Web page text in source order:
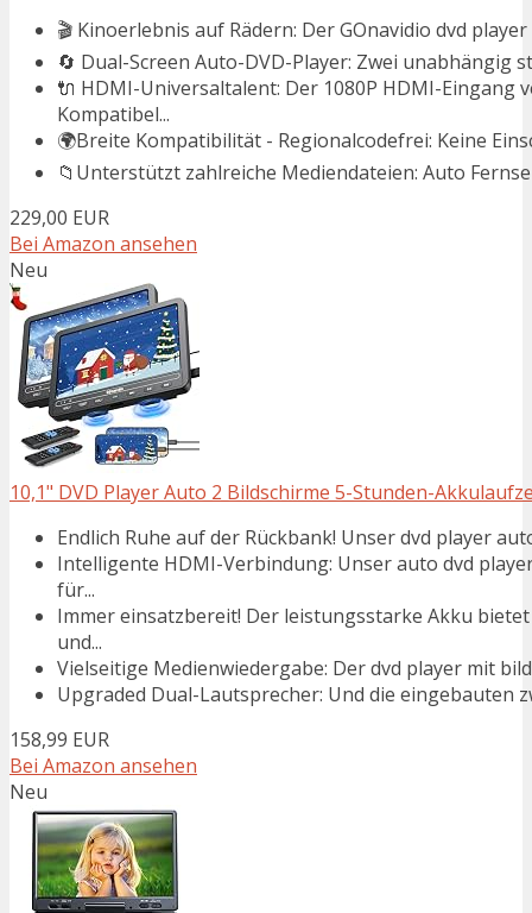
🎬 Kinoerlebnis auf Rädern: Der GOnavidio dvd
🔄 Dual-Screen Auto-DVD-Player: Zwei unabhängig
🔌 HDMI-Universaltalent: Der 1080P HDMI-
Kompatibel...
🌍Breite Kompatibilität - Regionalcodefrei: Keine
📁Unterstützt zahlreiche Mediendateien: Auto
229,00 EUR
Bei Amazon ansehen
Neu
10,1" DVD Player Auto 2 Bildschirme 5-Stunden-
Endlich Ruhe auf der Rückbank! Unser dvd player
Intelligente HDMI-Verbindung: Unser auto dvd
für...
Immer einsatzbereit! Der leistungsstarke Akku
und...
Vielseitige Medienwiedergabe: Der dvd player mit
Upgraded Dual-Lautsprecher: Und die
158,99 EUR
Bei Amazon ansehen
Neu